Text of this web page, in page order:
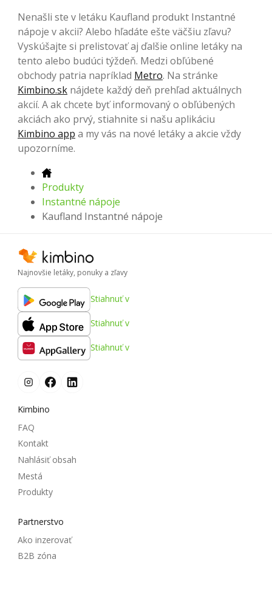
Nenašli ste v letáku Kaufland produkt Instantné
nápoje v akcii? Alebo hľadáte ešte väčšiu zľavu?
Vyskúšajte si prelistovať aj ďalšie online letáky na
tento alebo budúci týždeň. Medzi obľúbené
obchody patria napríklad Metro. Na stránke
Kimbino.sk nájdete každý deň prehľad aktuálnych
akcií. A ak chcete byť informovaný o obľúbených
akciách ako prvý, stiahnite si našu aplikáciu
Kimbino app a my vás na nové letáky a akcie vždy
upozorníme.
Produkty
Instantné nápoje
Kaufland Instantné nápoje
Najnovšie letáky, ponuky a zľavy
Stiahnuť v
Stiahnuť v
Stiahnuť v
Kimbino
FAQ
Kontakt
Nahlásiť obsah
Mestá
Produkty
Partnerstvo
Ako inzerovať
B2B zóna